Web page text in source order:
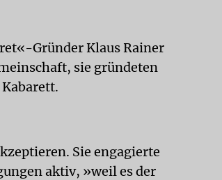
Gründer Klaus Rainer
sie gründeten
Sie engagierte
aktiv, »weil es der